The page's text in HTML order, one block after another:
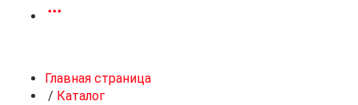
Главная страница
/ Каталог